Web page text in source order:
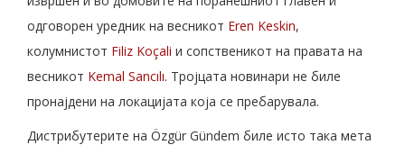
одговорен уредник на весникот Eren Keskin,
колумнистот Filiz Koçali и сопственикот на правата на
весникот Kemal Sancılı. Тројцата новинари не биле
пронајдени на локацијата која се пребарувала.
Дистрибутерите на Özgür Gündem биле исто така мета